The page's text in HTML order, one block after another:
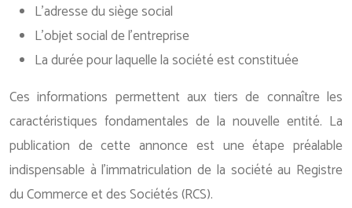
L’adresse du siège social
L’objet social de l’entreprise
La durée pour laquelle la société est constituée
Ces informations permettent aux tiers de connaître les
caractéristiques fondamentales de la nouvelle entité. La
publication de cette annonce est une étape préalable
indispensable à l’immatriculation de la société au Registre
du Commerce et des Sociétés (RCS).